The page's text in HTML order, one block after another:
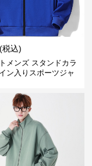
(税込)
メンズ スタンドカラ
ン入りスポーツジャ